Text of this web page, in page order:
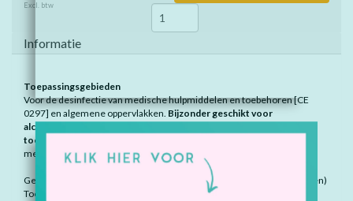
Excl. btw
Informatie
Toepassingsgebieden
Voor de desinfectie van medische hulpmiddelen en toebehoren [CE
0297] en algemene oppervlakken. Bijzonder geschikt voor
alcoholgevoelige oppervlakken (waaronder plexiglas en ultrasoon
toebehoren).
metalen) die gevoelig zijn voor water (i.v.m. kans op roestvorming).
Geregistreerd bij het Ctgb als PT2 biocide (desinfectie van oppervlakken)
Toelatingsnummer 13744 N